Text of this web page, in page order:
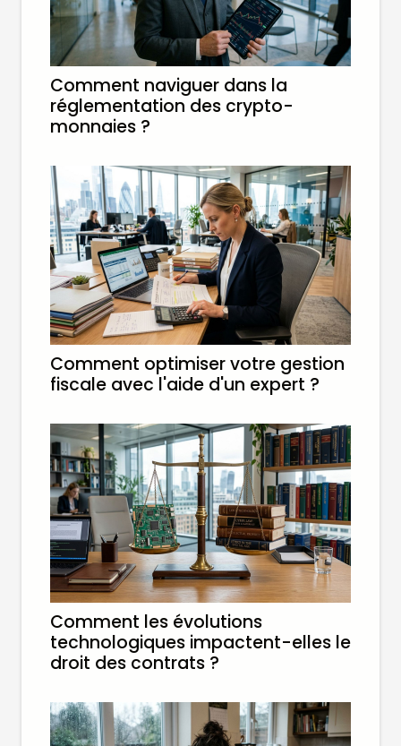
Comment naviguer dans la
réglementation des crypto-
monnaies ?
Comment optimiser votre gestion
fiscale avec l'aide d'un expert ?
Comment les évolutions
technologiques impactent-elles le
droit des contrats ?